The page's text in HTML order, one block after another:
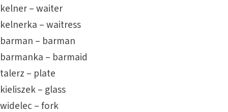
kelner – waiter
kelnerka – waitress
barman – barman
barmanka – barmaid
talerz – plate
kieliszek – glass
widelec – fork